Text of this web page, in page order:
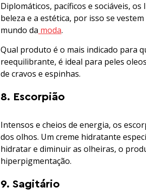
Diplomáticos, pacíficos e sociáveis,
beleza e a estética, por isso se
mundo da moda.
Qual produto é o mais indicado para
reequilibrante, é ideal para peles
de cravos e espinhas.
8. Escorpião
Intensos e cheios de energia, os
dos olhos. Um creme hidratante
hidratar e diminuir as olheiras, o
hiperpigmentação.
9. Sagitário